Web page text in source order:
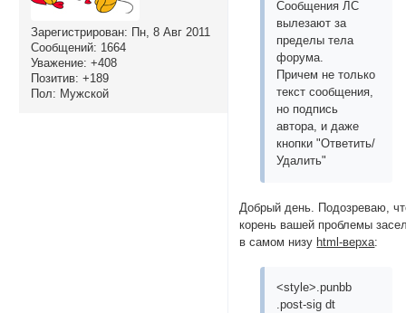
Зарегистрирован: Пн, 8 Авг 2011
Сообщений: 1664
Уважение: +408
Позитив: +189
Пол: Мужской
Сообщения ЛС
вылезают за
пределы тела
форума.
Причем не только
текст сообщения,
но подпись
автора, и даже
кнопки "Ответить/
Удалить"
Добрый день. Подозреваю,
корень вашей проблемы
в самом низу html-верха:
<style>.punbb
.post-sig dt